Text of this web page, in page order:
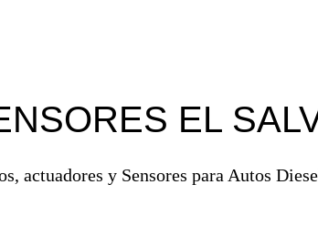
EL
actuadores y Sensores para Autos